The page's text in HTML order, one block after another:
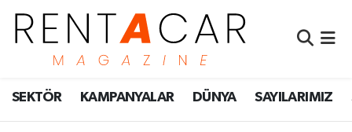
SEKTÖR KAMPANYALAR DÜNYA SAYILARIMIZ
İstanbul Nöbetçi Eczaneler
İstanbul Hava Durumu